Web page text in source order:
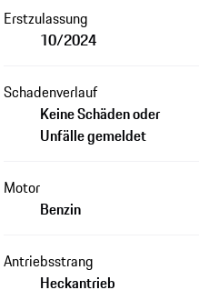
Erstzulassung
10/2024
Schadenverlauf
Keine Schäden oder
Unfälle gemeldet
Motor
Benzin
Antriebsstrang
Heckantrieb